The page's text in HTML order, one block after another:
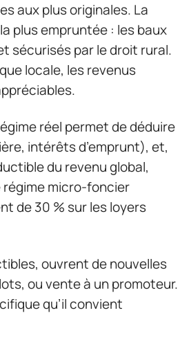
aux plus originales. La
plus empruntée : les baux
sécurisés par le droit rural.
locale, les revenus
réel permet de déduire
intérêts d’emprunt), et,
du revenu global,
régime micro-foncier
de 30 % sur les loyers
ouvrent de nouvelles
ou vente à un promoteur.
qu’il convient